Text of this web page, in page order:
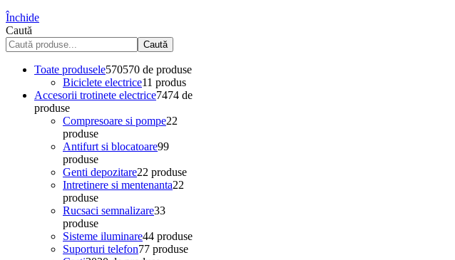
Închide
Caută
Caută
Toate produsele570570 de produse
Biciclete electrice11 produs
Accesorii trotinete electrice7474 de
produse
Compresoare si pompe22
produse
Antifurt si blocatoare99
produse
Genti depozitare22 produse
Intretinere si mentenanta22
produse
Rucsaci semnalizare33
produse
Sisteme iluminare44 produse
Suporturi telefon77 produse